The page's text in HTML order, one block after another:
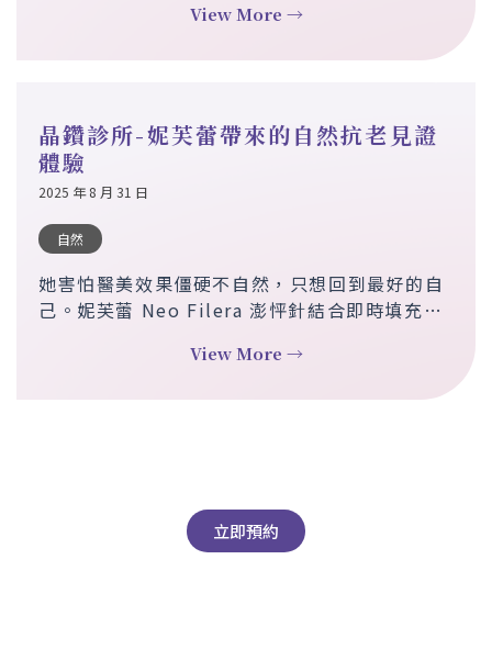
增生，帶來自然漸進的緊緻效果，通過國際醫學
認證，安全持久不僵硬。三次療程，見證從鬆垮
View More →
晶鑽診所-妮芙蕾帶來的自然抗老見證
體驗
2025 年 8 月 31 日
自然
她害怕醫美效果僵硬不自然，只想回到最好的自
己。妮芙蕾 Neo Filera 澎怦針結合即時填充與
光澤。顆粒細緻、分布均勻，效果靜態動態皆自
View More →
立即預約